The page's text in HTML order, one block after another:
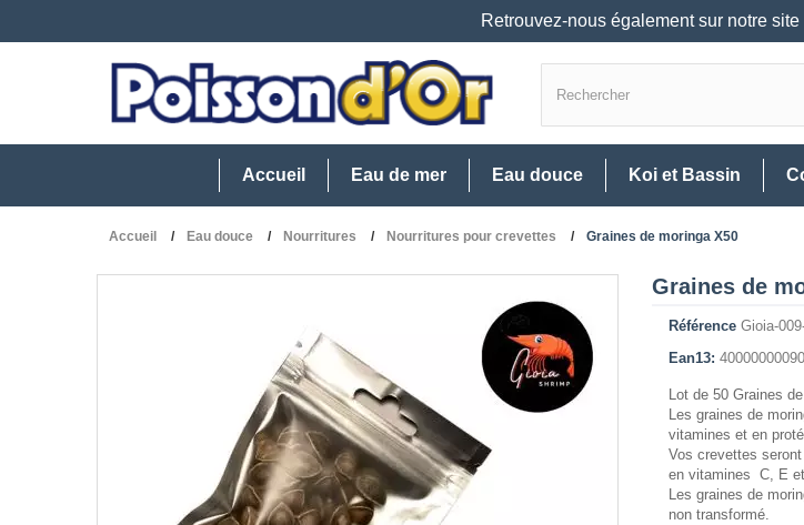
Retrouvez-nous également sur notre
Accueil Eau de mer Eau douce Koi et Bassin
Accueil Eau douce Nourritures Nourritures pour crevettes Graines de moringa X50
Graines de
Référence Gioia-
Ean13:
Lot de 50 Graines
Les graines de
vitamines et en
Vos crevettes
en vitamines C, E
Les graines de
non transformé.